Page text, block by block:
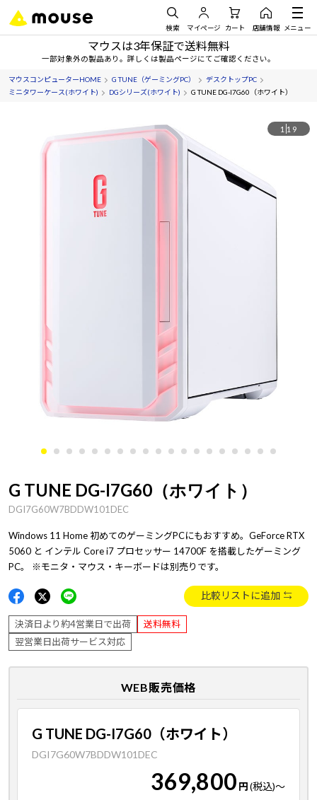
検索 マイページ カート 店舗情報 メニュー
マウスは3年保証で送料無料
一部対象外の製品あり。詳しくは製品ページにてご確認ください。
マウスコンピューターHOME G TUNE（ゲーミングPC）
デスクトップPC
ミニタワーケース(ホワイト)
DGシリーズ(ホワイト) G TUNE DG-I7G60（ホワイト）
1 19
G TUNE DG-I7G60（ホワイト）
DGI7G60W7BDDW101DEC
Windows 11 Home 初めてのゲーミングPCにもおすすめ。GeForce RTX
5060 と インテル Core i7 プロセッサー 14700F を搭載したゲーミング
PC。 ※モニタ・マウス・キーボードは別売りです。
比較リストに追加
決済日より約4営業日で出荷
送料無料
翌営業日出荷サービス対応
WEB販売価格
G TUNE DG-I7G60（ホワイト）
DGI7G60W7BDDW101DEC
369,800 円(税込)～